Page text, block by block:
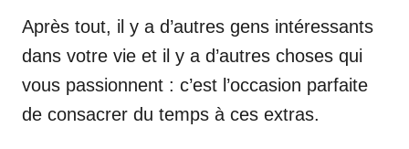
Après tout, il y a d’autres gens intéressants
dans votre vie et il y a d’autres choses qui
vous passionnent : c’est l’occasion parfaite
de consacrer du temps à ces extras.